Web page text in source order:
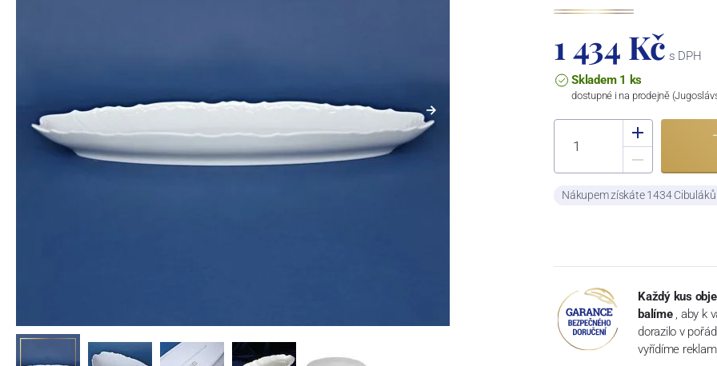
1 434 Kč s DPH
Skladem 1 ks
dostupné i na prodejně
Nákupem získáte 1434 Cibuláků
Každý kus
balíme , aby k
dorazilo v
vyřídíme